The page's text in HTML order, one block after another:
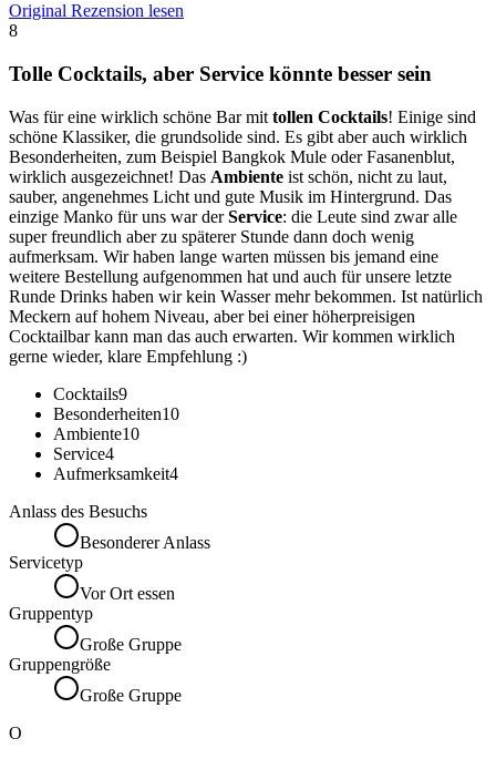
Original Rezension lesen
8
Tolle Cocktails, aber Service könnte besser sein
Was für eine wirklich schöne Bar mit tollen Cocktails! Einige sind
schöne Klassiker, die grundsolide sind. Es gibt aber auch wirklich
Besonderheiten, zum Beispiel Bangkok Mule oder Fasanenblut,
wirklich ausgezeichnet! Das Ambiente ist schön, nicht zu laut,
sauber, angenehmes Licht und gute Musik im Hintergrund. Das
einzige Manko für uns war derService: die Leute sind zwar alle
super freundlich aber zu späterer Stunde dann doch wenig
aufmerksam. Wir haben lange warten müssen bis jemand eine
weitere Bestellung aufgenommen hat und auch für unsere letzte
Runde Drinks haben wir kein Wasser mehr bekommen. Ist natürlich
Meckern auf hohem Niveau, aber bei einer höherpreisigen
Cocktailbar kann man das auch erwarten. Wir kommen wirklich
gerne wieder, klare Empfehlung :)
Cocktails9
Besonderheiten10
Ambiente10
Service4
Aufmerksamkeit4
Anlass des Besuchs
Besonderer Anlass
Servicetyp
Vor Ort essen
Gruppentyp
Große Gruppe
Gruppengröße
Große Gruppe
O